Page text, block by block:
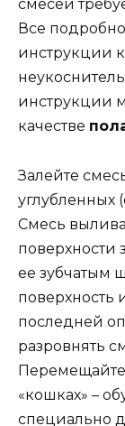
смесей
Все
инструкции
инструкции
качестве
Залейте
углубленных
Смесь
поверхности
ее зубчатым
поверхность
последней
разровнять
«кошках» –
специально